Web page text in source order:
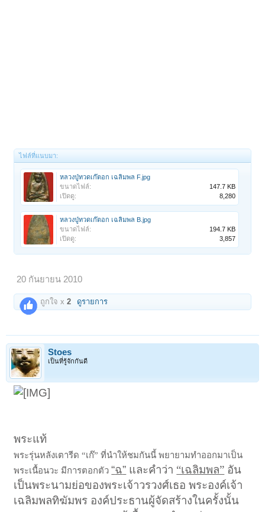
ไฟล์ที่แนบมา:
หลวงปู่ทวดเก๊ตอก เฉลิมพล F.jpg
ขนาดไฟล์:
147.7 KB
เปิดดู:
8,280
หลวงปู่ทวดเก๊ตอก เฉลิมพล B.jpg
ขนาดไฟล์:
194.7 KB
เปิดดู:
3,857
20 กันยายน 2010
ถูกใจ x2 ดูรายการ
Stoes
เป็นที่รู้จักกันดี
พระแท้
พระรุ่นหลังเตารีด “เก๊” ที่นำให้ชมกันนี้ พยายามทำออกมาเป็น
พระเนื้อนวะ มีการตอกตัว“ฉ” และคำว่า “เฉลิมพล” อัน
เป็นพระนามย่อของพระเจ้าวรวงศ์เธอ พระองค์เจ้า
เฉลิมพลทิฆัมพร องค์ประธานผู้จัดสร้างในครั้งนั้น
ถัดไป >